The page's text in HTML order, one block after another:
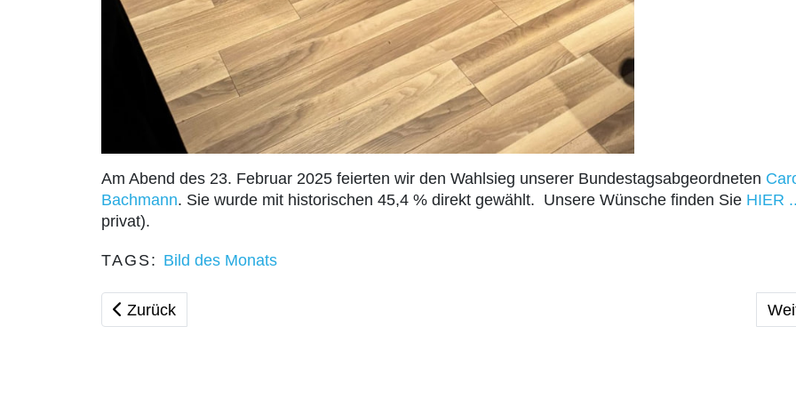
Am Abend des 23. Februar 2025 feierten wir den Wahlsieg unserer Bundestagsabgeordneten
Bachmann. Sie wurde mit historischen 45,4 % direkt gewählt. Unsere Wünsche finden Sie HIER
privat).
TAGS: Bild des Monats
Vorheriger Beitrag: Bild des Monats - März 2025
Zurück